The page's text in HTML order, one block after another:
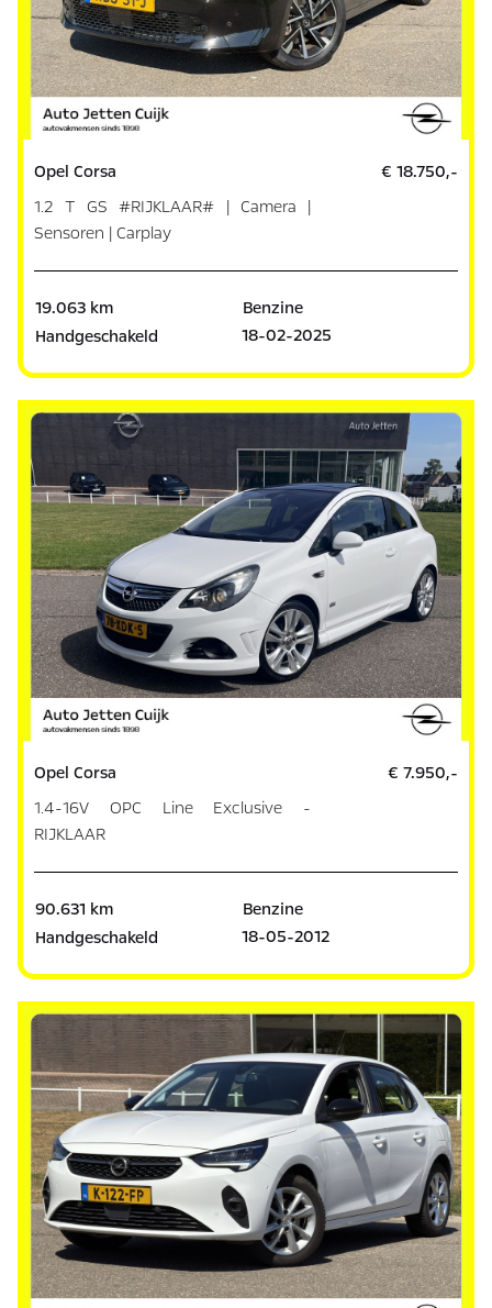
Opel Corsa
1.2 T GS #RIJKLAAR# | Camera |
Sensoren | Carplay
€ 18.750,-
19.063 km
Benzine
Handgeschakeld
18-02-2025
Opel Corsa
1.4-16V OPC Line Exclusive -
RIJKLAAR
€ 7.950,-
90.631 km
Benzine
Handgeschakeld
18-05-2012